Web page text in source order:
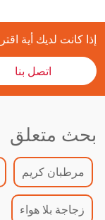
إذا كانت لديك أية
اتصل بنا
بحث متعلق
مرطبان كريم
زجاجة بلا هواء